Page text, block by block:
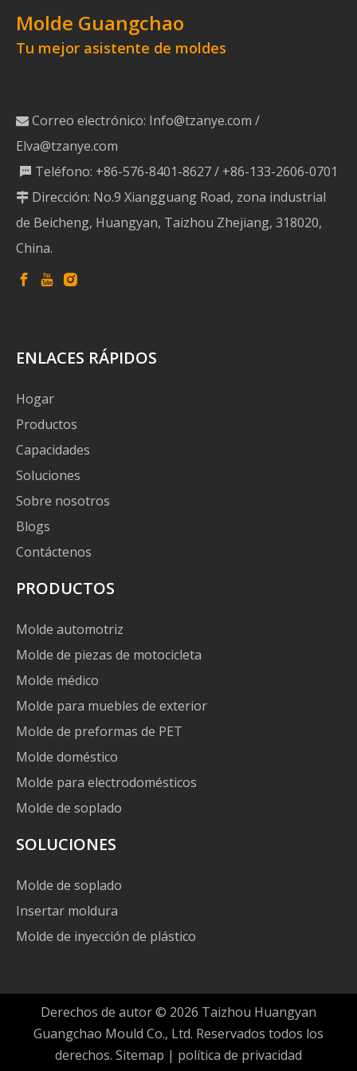
Molde Guangchao
Tu mejor asistente de moldes
 Correo electrónico: Info@tzanye.com /
Elva@tzanye.com
 Teléfono: +86-576-8401-8627 / +86-133-2606-0701
 Dirección: No.9 Xiangguang Road, zona industrial
de Beicheng, Huangyan, Taizhou Zhejiang, 318020,
China.
ENLACES RÁPIDOS
Hogar
Productos
Capacidades
Soluciones
Sobre nosotros
Blogs
Contáctenos
PRODUCTOS
Molde automotriz
Molde de piezas de motocicleta
Molde médico
Molde para muebles de exterior
Molde de preformas de PET
Molde doméstico
Molde para electrodomésticos
Molde de soplado
SOLUCIONES
Molde de soplado
Insertar moldura
Molde de inyección de plástico
Derechos de autor © 2026 Taizhou Huangyan
Guangchao Mould Co., Ltd. Reservados todos los
derechos. Sitemap | política de privacidad